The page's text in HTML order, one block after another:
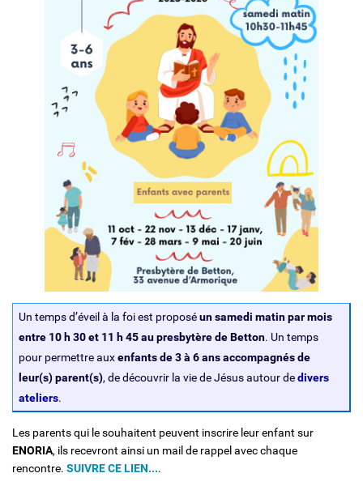
Un temps d’éveil à la foi est proposéun samedi matin par mois
entre 10 h 30 et 11 h 45 au presbytère de Betton. Un temps
pour permettre auxenfants de 3 à 6 ans accompagnés de
leur(s) parent(s), de découvrir la vie de Jésus autour dedivers
ateliers.
Les parents qui le souhaitent peuvent inscrire leur enfant sur
ENORIA, ils recevront ainsi un mail de rappel avec chaque
rencontre. SUIVRE CE LIEN....